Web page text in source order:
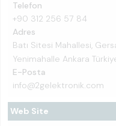
Telefon
+90 312 256 57 84
Adres
Batı Sitesi Mahallesi,
Yenimahalle Ankara
E-Posta
info@2gelektronik.com
Web Site